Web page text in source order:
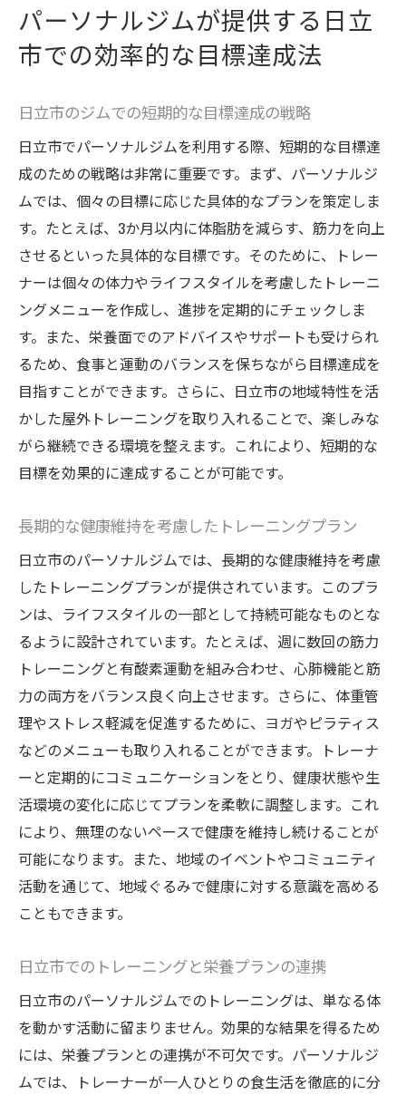
パーソナルジムが提供する日立
市での効率的な目標達成法
日立市のジムでの短期的な目標達成の戦略
日立市でパーソナルジムを利用する際、短期的な目標達
成のための戦略は非常に重要です。まず、パーソナルジ
ムでは、個々の目標に応じた具体的なプランを策定しま
す。たとえば、3か月以内に体脂肪を減らす、筋力を向上
させるといった具体的な目標です。そのために、トレー
ナーは個々の体力やライフスタイルを考慮したトレーニ
ングメニューを作成し、進捗を定期的にチェックしま
す。また、栄養面でのアドバイスやサポートも受けられ
るため、食事と運動のバランスを保ちながら目標達成を
目指すことができます。さらに、日立市の地域特性を活
かした屋外トレーニングを取り入れることで、楽しみな
がら継続できる環境を整えます。これにより、短期的な
目標を効果的に達成することが可能です。
長期的な健康維持を考慮したトレーニングプラン
日立市のパーソナルジムでは、長期的な健康維持を考慮
したトレーニングプランが提供されています。このプラ
ンは、ライフスタイルの一部として持続可能なものとな
るように設計されています。たとえば、週に数回の筋力
トレーニングと有酸素運動を組み合わせ、心肺機能と筋
力の両方をバランス良く向上させます。さらに、体重管
理やストレス軽減を促進するために、ヨガやピラティス
などのメニューも取り入れることができます。トレーナ
ーと定期的にコミュニケーションをとり、健康状態や生
活環境の変化に応じてプランを柔軟に調整します。これ
により、無理のないペースで健康を維持し続けることが
可能になります。また、地域のイベントやコミュニティ
活動を通じて、地域ぐるみで健康に対する意識を高める
こともできます。
日立市でのトレーニングと栄養プランの連携
日立市のパーソナルジムでのトレーニングは、単なる体
を動かす活動に留まりません。効果的な結果を得るため
には、栄養プランとの連携が不可欠です。パーソナルジ
ムでは、トレーナーが一人ひとりの食生活を徹底的に分